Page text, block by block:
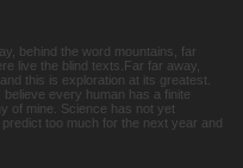
behind the word mountains, far
live the blind texts.Far far away,
this is exploration at its greatest.
every human has a finite
of mine. Science has not yet
too much for the next year and